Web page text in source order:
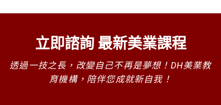
立即諮詢 最新美業課程
透過一技之長，改變自己不再是夢想！DH美業教
育機構，陪伴您成就新自我！